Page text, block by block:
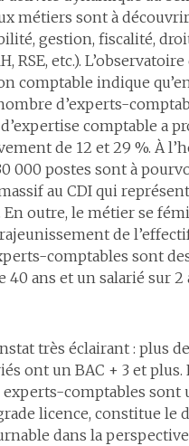
métiers sont à découvrir
gestion, fiscalité,
RSE, etc.). L’observatoire
comptable indique
d’experts-
comptable a
de 12 et 29 %. À
000 postes sont à
au CDI qui
En outre, le métier se
de
comptables sont
40 ans et un salarié sur 2
très éclairant : plus
ont un BAC + 3 et plus.
experts-comptables sont
licence, constitue le
dans la